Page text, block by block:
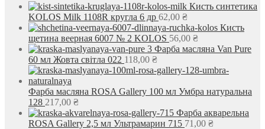
Кисть синтетика
KOLOS Milk 1108R кругла 6 др 62,00 ₴
Кисть
щетина веерная 6007 № 2 KOLOS 56,00 ₴
Фарба масляна Van Pure
60 мл Жовта світла 022 118,00 ₴
Фарба масляна ROSA Gallery 100 мл Умбра натуральна
128 217,00 ₴
Фарба акварельна
ROSA Gallery 2,5 мл Ультрамарин 715 71,00 ₴